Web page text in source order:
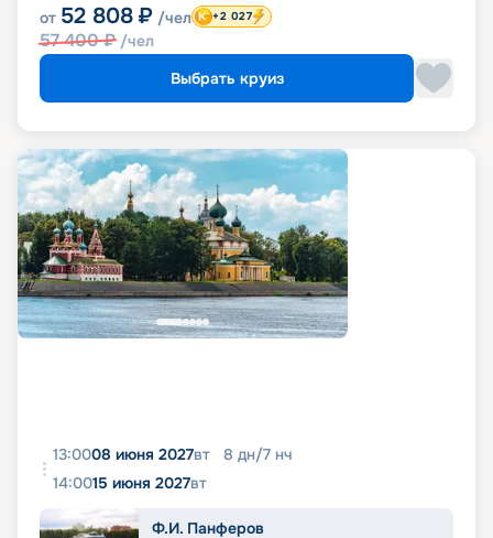
от 52 808 ₽ /чел
57 400₽ /чел
+2 027
Выбрать круиз
13:0008 июня 2027вт 8 дн/7 нч
14:0015 июня 2027вт
Ф.И. Панферов